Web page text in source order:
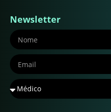
Newsletter